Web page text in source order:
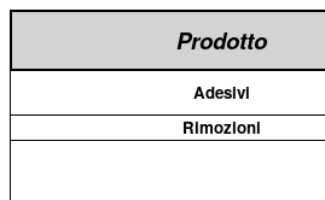
Prodotto
Adesivi
Rimozioni